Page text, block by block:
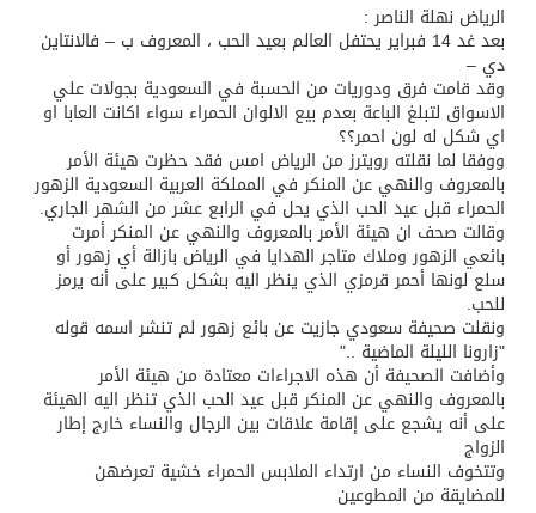
ثلة من الضابطات في الجييش الكويتي
كسوة الكعبة تعتلي البيت العتيق
الرياض نهلة الناصر :
بعد غد 14 فبراير يحتفل العالم بعيد الحب ، المعروف ب – فالانتاين
دي –
وقد قامت فرق ودوريات من الحسبة في السعودية بجولات علي
الاسواق لتبلغ الباعة بعدم بيع الالوان الحمراء سواء اكانت العابا او
اي شكل له لون احمر؟؟
ووفقا لما نقلته رويترز من الرياض امس فقد حظرت هيئة الأمر
بالمعروف والنهي عن المنكر في المملكة العربية السعودية الزهور
الحمراء قبل عيد الحب الذي يحل في الرابع عشر من الشهر الجاري.
وقالت صحف ان هيئة الأمر بالمعروف والنهي عن المنكر أمرت
بائعي الزهور وملاك متاجر الهدايا في الرياض بازالة أي زهور أو
سلع لونها أحمر قرمزي الذي ينظر اليه بشكل كبير على أنه يرمز
للحب.
ونقلت صحيفة سعودي جازيت عن بائع زهور لم تنشر اسمه قوله
"زارونا الليلة الماضية .."
وأضافت الصحيفة أن هذه الاجراءات معتادة من هيئة الأمر
بالمعروف والنهي عن المنكر قبل عيد الحب الذي تنظر اليه الهيئة
على أنه يشجع على إقامة علاقات بين الرجال والنساء خارج إطار
الزواج
وتتخوف النساء من ارتداء الملابس الحمراء خشية تعرضهن
للمضايقة من المطوعين